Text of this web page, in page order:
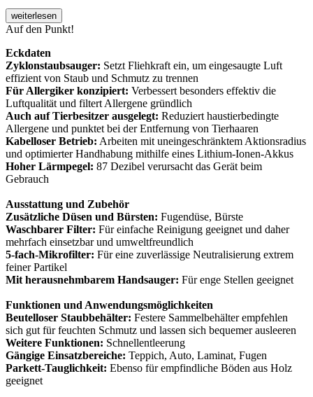
weiterlesen
Auf den Punkt!
Eckdaten
Zyklonstaubsauger: Setzt Fliehkraft ein, um eingesaugte Luft
effizient von Staub und Schmutz zu trennen
Für Allergiker konzipiert: Verbessert besonders effektiv die
Luftqualität und filtert Allergene gründlich
Auch auf Tierbesitzer ausgelegt: Reduziert haustierbedingte
Allergene und punktet bei der Entfernung von Tierhaaren
Kabelloser Betrieb: Arbeiten mit uneingeschränktem Aktionsradius
und optimierter Handhabung mithilfe eines Lithium-Ionen-Akkus
Hoher Lärmpegel: 87 Dezibel verursacht das Gerät beim
Gebrauch
Ausstattung und Zubehör
Zusätzliche Düsen und Bürsten: Fugendüse, Bürste
Waschbarer Filter: Für einfache Reinigung geeignet und daher
mehrfach einsetzbar und umweltfreundlich
5-fach-Mikrofilter: Für eine zuverlässige Neutralisierung extrem
feiner Partikel
Mit herausnehmbarem Handsauger: Für enge Stellen geeignet
Funktionen und Anwendungsmöglichkeiten
Beutelloser Staubbehälter: Festere Sammelbehälter empfehlen
sich gut für feuchten Schmutz und lassen sich bequemer ausleeren
Weitere Funktionen: Schnellentleerung
Gängige Einsatzbereiche: Teppich, Auto, Laminat, Fugen
Parkett-Tauglichkeit: Ebenso für empfindliche Böden aus Holz
geeignet